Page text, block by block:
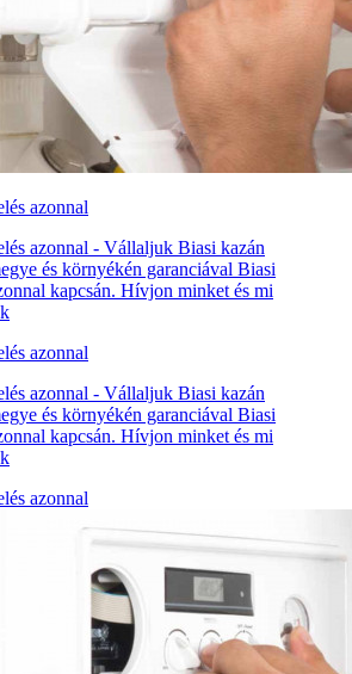
azonnal
azonnal - Vállaljuk Biasi kazán
és környékén garanciával Biasi
kapcsán. Hívjon minket és mi
azonnal
azonnal - Vállaljuk Biasi kazán
és környékén garanciával Biasi
kapcsán. Hívjon minket és mi
azonnal